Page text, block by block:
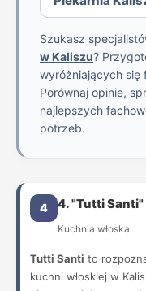
Szukasz
w Kaliszu?
wyróżniających się
Porównaj opinie,
najlepszych
potrzeb.
4 4. "Tutti Santi"
Kuchnia włoska
Tutti Santi to
kuchni włoskiej w